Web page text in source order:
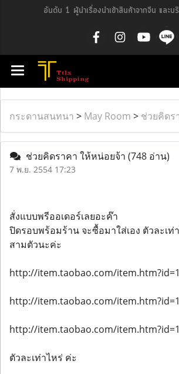
อันดับ 1 ผู้นำเรื่องนำเข้าสินค้าจากจีน และบ
กระดานสนทนา > May Room > ช่วยคิดร
ช่วยคิดราคา ให้หน่อยจ้า (748 อ่าน)
7 พ.ย. 2554 17:23
สั่งแบบพรีออเดอร์เลยอะค๊า
ปิดรอบพร้อมร้าน จะซื้อมาใส่เอง ตัวละเท่
สามตัวนะค่ะ
http://item.taobao.com/
http://item.taobao.com/
http://item.taobao.com/
ตัวละเท่าไหร่ ค่ะ